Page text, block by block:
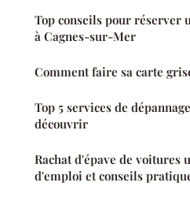
Top conseils pour réserver
à Cagnes-sur-Mer
Comment faire sa carte
Top 5 services de
découvrir
Rachat d'épave de voitures
d'emploi et conseils